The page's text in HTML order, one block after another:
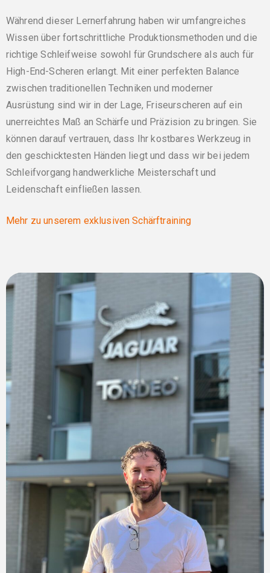
Während dieser Lernerfahrung haben wir umfangreiches
Wissen über fortschrittliche Produktionsmethoden und die
richtige Schleifweise sowohl für Grundschere als auch für
High-End-Scheren erlangt. Mit einer perfekten Balance
zwischen traditionellen Techniken und moderner
Ausrüstung sind wir in der Lage, Friseurscheren auf ein
unerreichtes Maß an Schärfe und Präzision zu bringen. Sie
können darauf vertrauen, dass Ihr kostbares Werkzeug in
den geschicktesten Händen liegt und dass wir bei jedem
Schleifvorgang handwerkliche Meisterschaft und
Leidenschaft einfließen lassen.
Mehr zu unserem exklusiven Schärftraining